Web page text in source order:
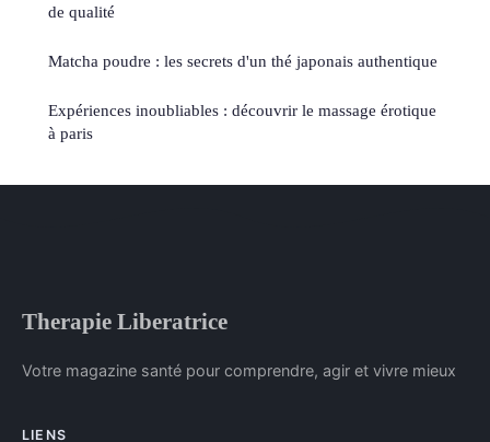
de qualité
Matcha poudre : les secrets d'un thé japonais authentique
Expériences inoubliables : découvrir le massage érotique
à paris
Therapie Liberatrice
Votre magazine santé pour comprendre, agir et vivre mieux
LIENS